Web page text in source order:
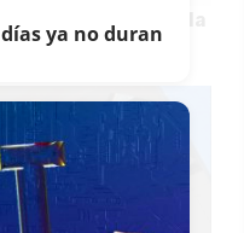
judicial sobre la
ya no duran